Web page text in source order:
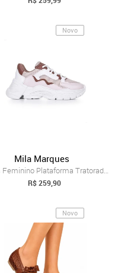
Novo
Mila Marques
Tênis Feminino Plataforma Tratorada Conf...
R$ 259,90
Novo